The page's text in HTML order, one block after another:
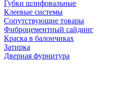
Губки шлифовальные
Клеевые системы
Сопутствующие товары
Фиброцементный сайдинг
Краска в балончиках
Затирка
Дверная фурнитура